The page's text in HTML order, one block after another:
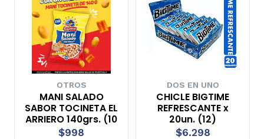
OTROS
MANI SALADO
SABOR TOCINETA EL
ARRIERO 140grs. (10
$998
DOS EN UNO
CHICLE BIGTIME
REFRESCANTE x
20un. (12)
$6.298